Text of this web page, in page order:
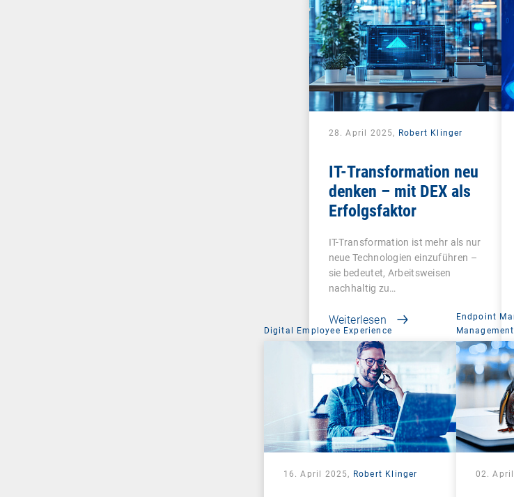
28. April 2025, Robert Klinger
IT-Transformation neu
denken – mit DEX als
Erfolgsfaktor
IT-Transformation ist mehr als nur
neue Technologien einzuführen –
sie bedeutet, Arbeitsweisen
nachhaltig zu…
Weiterlesen
Digital Employee Experience
16. April 2025, Robert Klinger
Endpoint
02.